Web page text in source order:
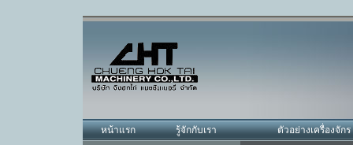
หน้าแรก รู้จักกับเรา ตัวอย่างเครื่องจักร